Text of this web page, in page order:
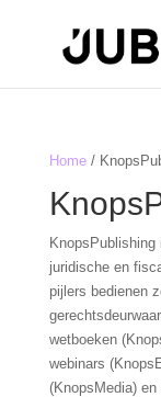
Home/
juridische en
pijlers bedienen
wetboeken
webinars
(KnopsMedia)